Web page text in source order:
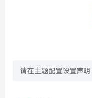
请在主题配置设置声明